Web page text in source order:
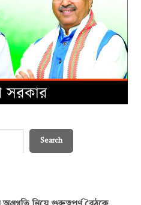
Search